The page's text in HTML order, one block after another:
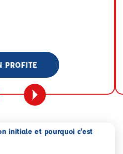
PROFITE
initiale et pourquoi c'est